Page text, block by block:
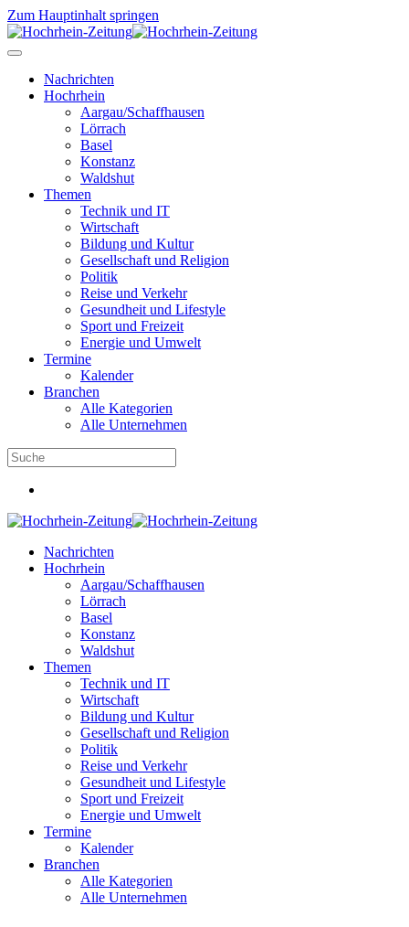
Zum Hauptinhalt springen
Nachrichten
Hochrhein
Aargau/Schaffhausen
Lörrach
Basel
Konstanz
Waldshut
Themen
Technik und IT
Wirtschaft
Bildung und Kultur
Gesellschaft und Religion
Politik
Reise und Verkehr
Gesundheit und Lifestyle
Sport und Freizeit
Energie und Umwelt
Termine
Kalender
Branchen
Alle Kategorien
Alle Unternehmen
Nachrichten
Hochrhein
Aargau/Schaffhausen
Lörrach
Basel
Konstanz
Waldshut
Themen
Technik und IT
Wirtschaft
Bildung und Kultur
Gesellschaft und Religion
Politik
Reise und Verkehr
Gesundheit und Lifestyle
Sport und Freizeit
Energie und Umwelt
Termine
Kalender
Branchen
Alle Kategorien
Alle Unternehmen